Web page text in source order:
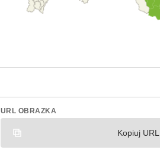
URL OBRAZKA
Kopiuj URL